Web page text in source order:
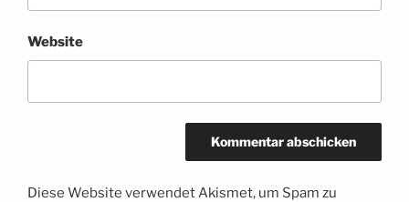
Website
Diese Website verwendet Akismet, um Spam zu